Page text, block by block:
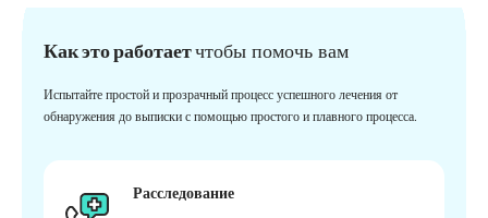
Как это работаетчтобы помочь вам
Испытайте простой и прозрачный процесс успешного лечения от
обнаружения до выписки с помощью простого и плавного процесса.
Расследование